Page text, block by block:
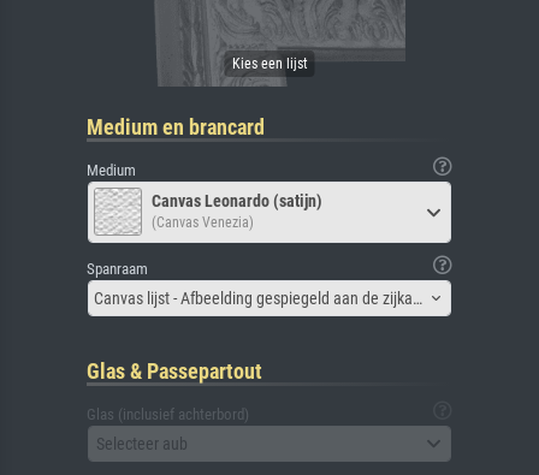
Medium en brancard
Medium
Canvas Leonardo (satijn)
(Canvas Venezia)
Spanraam
Canvas lijst - Afbeelding gespiegeld aan de zijkant
Glas & Passepartout
Glas (inclusief achterbord)
Selecteer aub